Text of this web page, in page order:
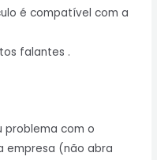
é compatível com a
falantes .
problema com o
empresa (não abra